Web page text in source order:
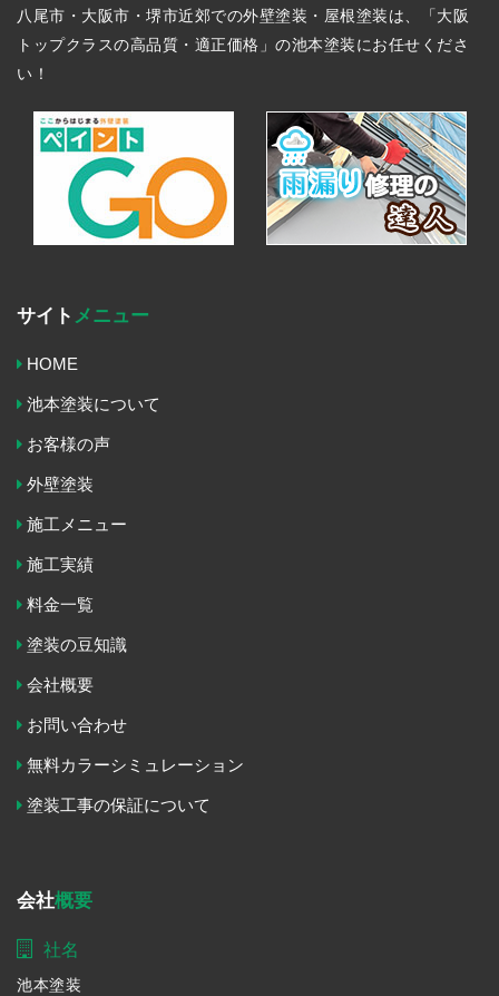
八尾市・大阪市・堺市近郊での外壁塗装・屋根塗装は、「大阪
トップクラスの高品質・適正価格」の池本塗装にお任せくださ
い！
サイト メニュー
HOME
池本塗装について
お客様の声
外壁塗装
施工メニュー
施工実績
料金一覧
塗装の豆知識
会社概要
お問い合わせ
無料カラーシミュレーション
塗装工事の保証について
会社概要
社名
池本塗装